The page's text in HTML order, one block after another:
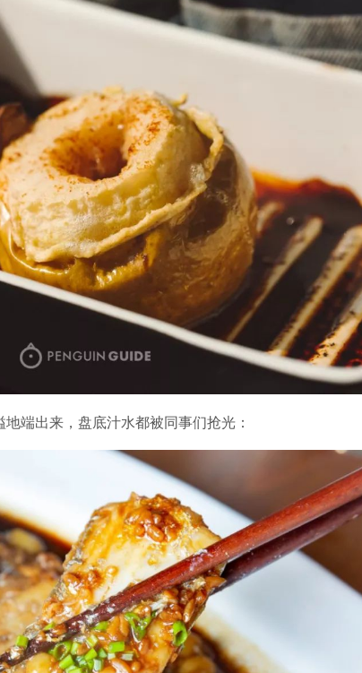
端出来，盘底汁水都被同事们抢光：